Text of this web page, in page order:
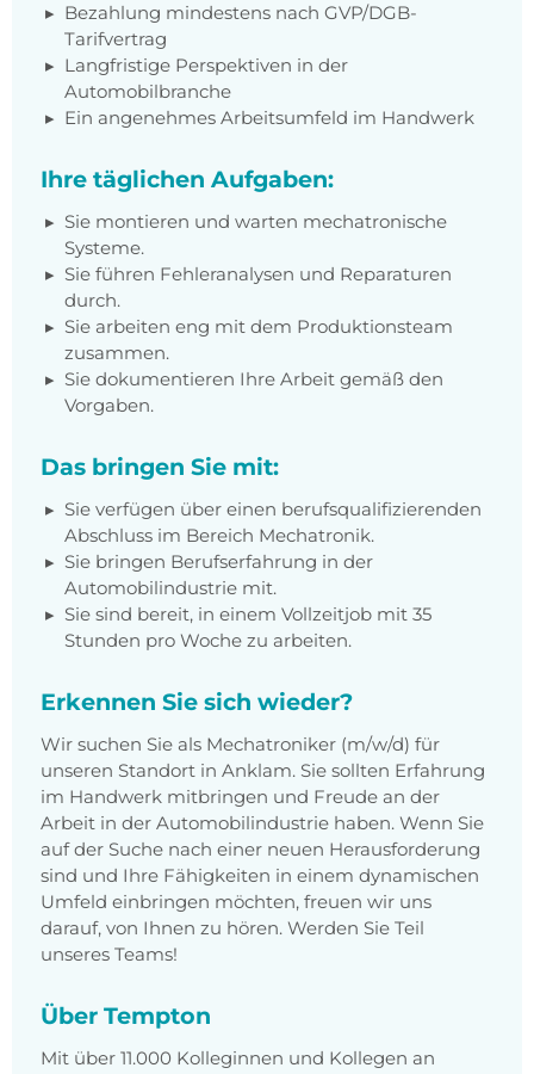
Bezahlung mindestens nach GVP/DGB-
Tarifvertrag
Langfristige Perspektiven in der
Automobilbranche
Ein angenehmes Arbeitsumfeld im Handwerk
Ihre täglichen Aufgaben:
Sie montieren und warten mechatronische
Systeme.
Sie führen Fehleranalysen und Reparaturen
durch.
Sie arbeiten eng mit dem Produktionsteam
zusammen.
Sie dokumentieren Ihre Arbeit gemäß den
Vorgaben.
Das bringen Sie mit:
Sie verfügen über einen berufsqualifizierenden
Abschluss im Bereich Mechatronik.
Sie bringen Berufserfahrung in der
Automobilindustrie mit.
Sie sind bereit, in einem Vollzeitjob mit 35
Stunden pro Woche zu arbeiten.
Erkennen Sie sich wieder?
Wir suchen Sie als Mechatroniker (m/w/d) für
unseren Standort in Anklam. Sie sollten Erfahrung
im Handwerk mitbringen und Freude an der
Arbeit in der Automobilindustrie haben. Wenn Sie
auf der Suche nach einer neuen Herausforderung
sind und Ihre Fähigkeiten in einem dynamischen
Umfeld einbringen möchten, freuen wir uns
darauf, von Ihnen zu hören. Werden Sie Teil
unseres Teams!
Über Tempton
Mit über 11.000 Kolleginnen und Kollegen an